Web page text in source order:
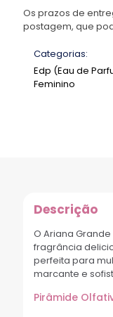
Os prazos de
postagem, que
Categorias:
Edp (Eau de
Feminino
Descrição
O Ariana
fragrância
perfeita para
marcante e
Pirâmide